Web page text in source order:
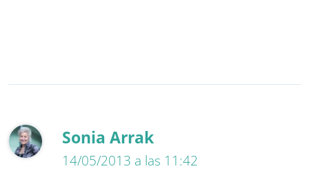
Sonia Arrak
14/05/2013 a las 11:42